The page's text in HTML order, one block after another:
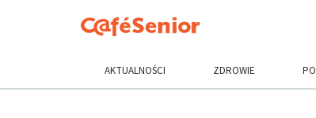
AKTUALNOŚCI ZDROWIE